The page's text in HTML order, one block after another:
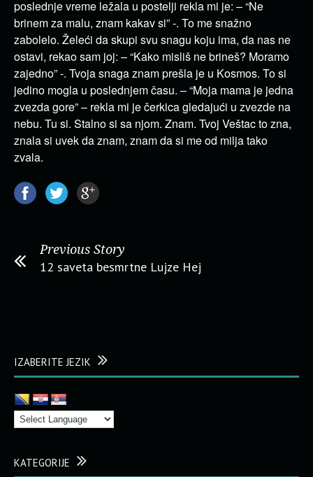
poslednje vreme ležala u postelji rekla mi je: – “Ne
brinem za malu, znam kakav si” -. To me snažno
zabolelo. Želeći da skupi svu snagu koju ima, da nas ne
ostavi, rekao sam joj: – “Kako misliš ne brineš? Moramo
zajedno” -. Tvoja snaga znam prešla je u Kosmos. To si
jedino mogla u poslednjem času. – “Moja mama je jedna
zvezda gore” – rekla mi je čerkica gledajući u zvezde na
nebu. Tu si. Stalno si sa njom. Znam. Tvoj Veštac to zna,
znala si uvek da znam, znam da si me od milja tako
zvala.
Previous Story
12 saveta besmrtne Lujze Hej
IZABERITE JEZIK
KATEGORIJE